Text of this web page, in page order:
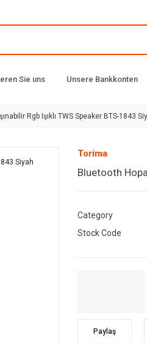
Sie uns Unsere Bankkonten
Rgb Işıklı TWS Speaker BTS-1843
Torima
Bluetooth
Category
Stock Code
Paylaş